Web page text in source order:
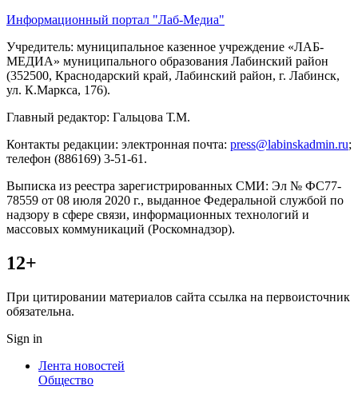
Информационный портал "Лаб-Медиа"
Учредитель: муниципальное казенное учреждение «ЛАБ-
МЕДИА» муниципального образования Лабинский район
(352500, Краснодарский край, Лабинский район, г. Лабинск,
ул. К.Маркса, 176).
Главный редактор: Гальцова Т.М.
Контакты редакции: электронная почта: press@labinskadmin.ru;
телефон (886169) 3-51-61.
Выписка из реестра зарегистрированных СМИ: Эл № ФС77-
78559 от 08 июля 2020 г., выданное Федеральной службой по
надзору в сфере связи, информационных технологий и
массовых коммуникаций (Роскомнадзор).
12+
При цитировании материалов сайта ссылка на первоисточник
обязательна.
Sign in
Лента новостей
Общество